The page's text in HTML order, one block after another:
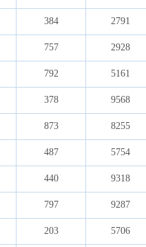
384 2791
757 2928
792 5161
378 9568
873 8255
487 5754
440 9318
797 9287
203 5706